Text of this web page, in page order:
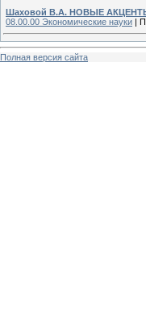
Шаховой В.А. НОВЫЕ
08.00.00 Экономические науки |
Полная версия сайта